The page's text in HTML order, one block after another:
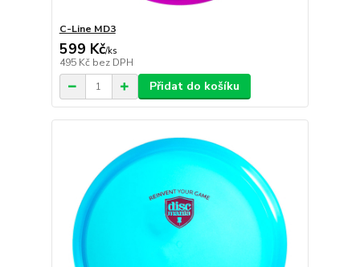
C-Line MD3
599 Kč/ks
495 Kč bez DPH
Přidat do košíku